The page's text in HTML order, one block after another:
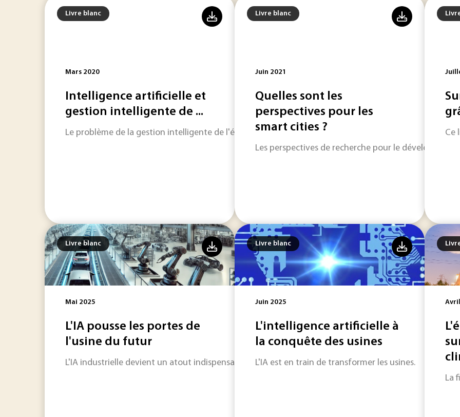
Livre blanc
Mars 2020
Intelligence artificielle et
gestion intelligente de ...
Le problème de la gestion intelligente de l'énergie dans le contexte de la transition énergétique.
Livre blanc
Juin 2021
Quelles sont les
perspectives pour les
smart cities ?
Les perspectives de recherche pour le
Ce
Livre blanc
Mai 2025
L'IA pousse les portes de
l'usine du futur
L'IA industrielle devient un atout indispensable pour améliorer les performances des usines.
Livre blanc
Juin 2025
L'intelligence artificielle à
la conquête des usines
L'IA est en train de transformer les usines.
La